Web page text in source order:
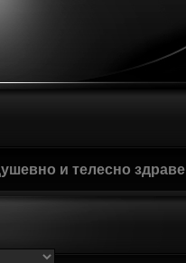
и телесно здраве